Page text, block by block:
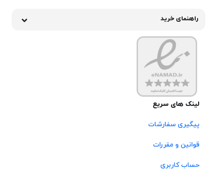
راهنمای خرید
لینک های سریع
پیگیری سفارشات
قوانین و مقررات
حساب کاربری